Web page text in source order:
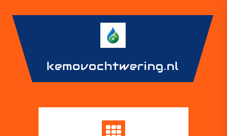
content
kemovochtwering.nl